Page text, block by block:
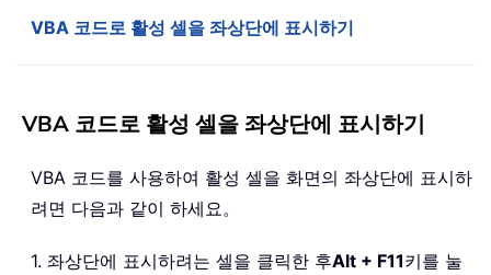
VBA 코드로 활성 셀을 좌상단에 표시하기
VBA 코드로 활성 셀을 좌상단에 표시하기
VBA 코드를 사용하여 활성 셀을 화면의 좌상단에 표시하
려면 다음과 같이 하세요。
1. 좌상단에 표시하려는 셀을 클릭한 후Alt + F11키를 눌